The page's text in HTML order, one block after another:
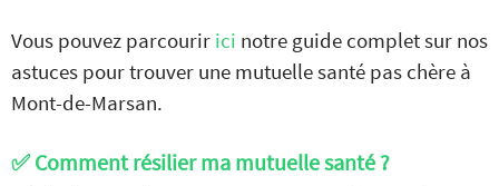
Vous pouvez parcourir ici notre guide complet sur nos
astuces pour trouver une mutuelle santé pas chère à
Mont-de-Marsan.
✅ Comment résilier ma mutuelle santé ?